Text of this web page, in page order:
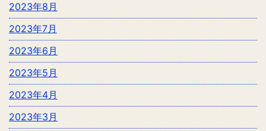
2023年8月
2023年7月
2023年6月
2023年5月
2023年4月
2023年3月